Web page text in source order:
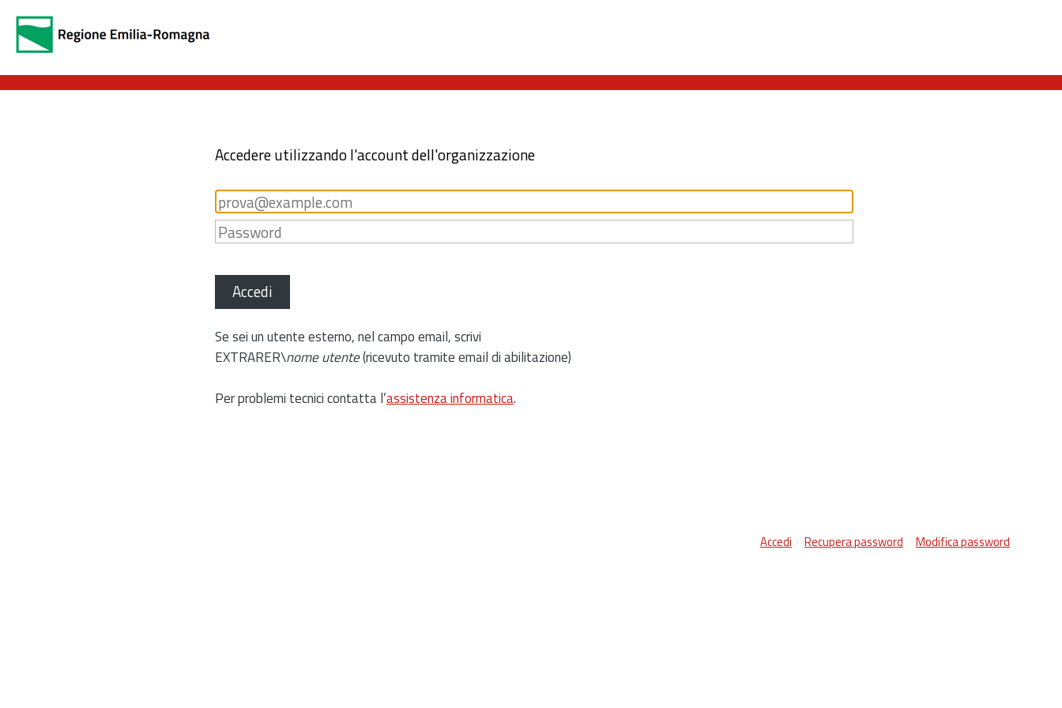
Accedere utilizzando l'account dell'organizzazione
Accedi
Se sei un utente esterno, nel campo email, scrivi
EXTRARER\nome utente(ricevuto tramite email di abilitazione)
Per problemi tecnici contatta l’assistenza informatica.
Accedi Recupera password Modifica password